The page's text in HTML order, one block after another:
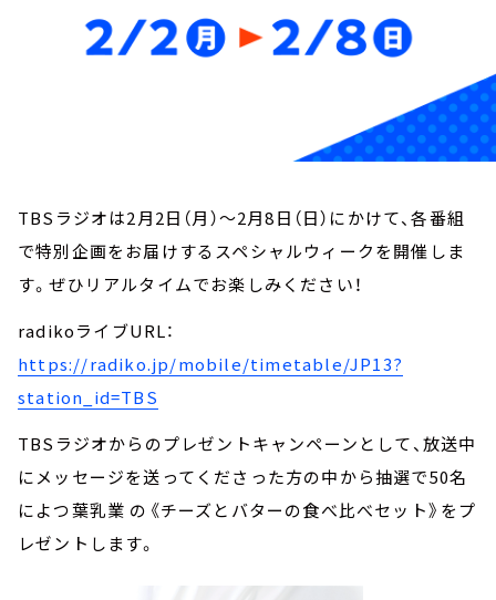
TBSラジオは2月2日（月）～2月8日（日）にかけて、各番組
で特別企画をお届けするスペシャルウィークを開催しま
す。ぜひリアルタイムでお楽しみください！
radikoライブURL：
https://radiko.jp/mobile/timetable/JP13?
station_id=TBS
TBSラジオからのプレゼントキャンペーンとして、放送中
にメッセージを送ってくださった方の中から抽選で50名
によつ葉乳業 の《チーズとバターの食べ比べセット》をプ
レゼントします。